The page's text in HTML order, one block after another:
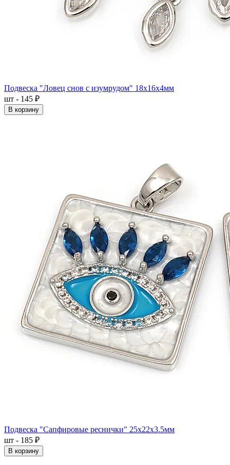
Подвеска "Ловец снов с изумрудом" 18x16x4мм
шт - 145 ₽
В корзину
Подвеска "Сапфировые реснички" 25x22x3.5мм
шт - 185 ₽
В корзину